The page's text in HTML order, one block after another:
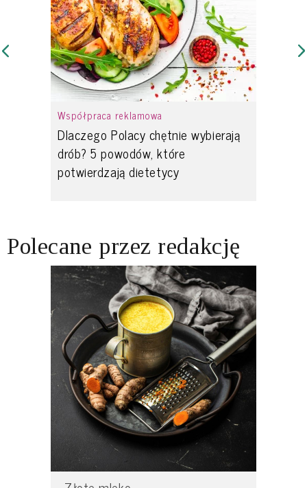
Współpraca reklamowa
Dlaczego Polacy chętnie wybierają
drób? 5 powodów, które
potwierdzają dietetycy
Polecane przez redakcję